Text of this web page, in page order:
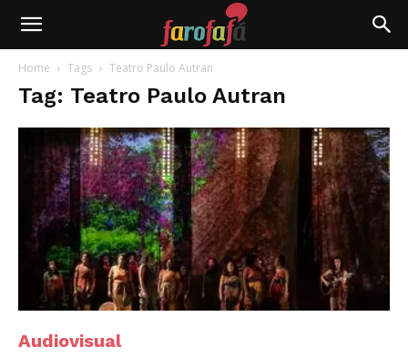
Farofafá
Home Tags Teatro Paulo Autran
Tag: Teatro Paulo Autran
Audiovisual